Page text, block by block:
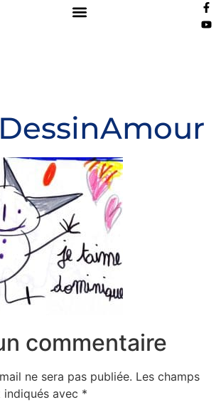
commentaire
ne sera pas publiée. Les champs
avec *